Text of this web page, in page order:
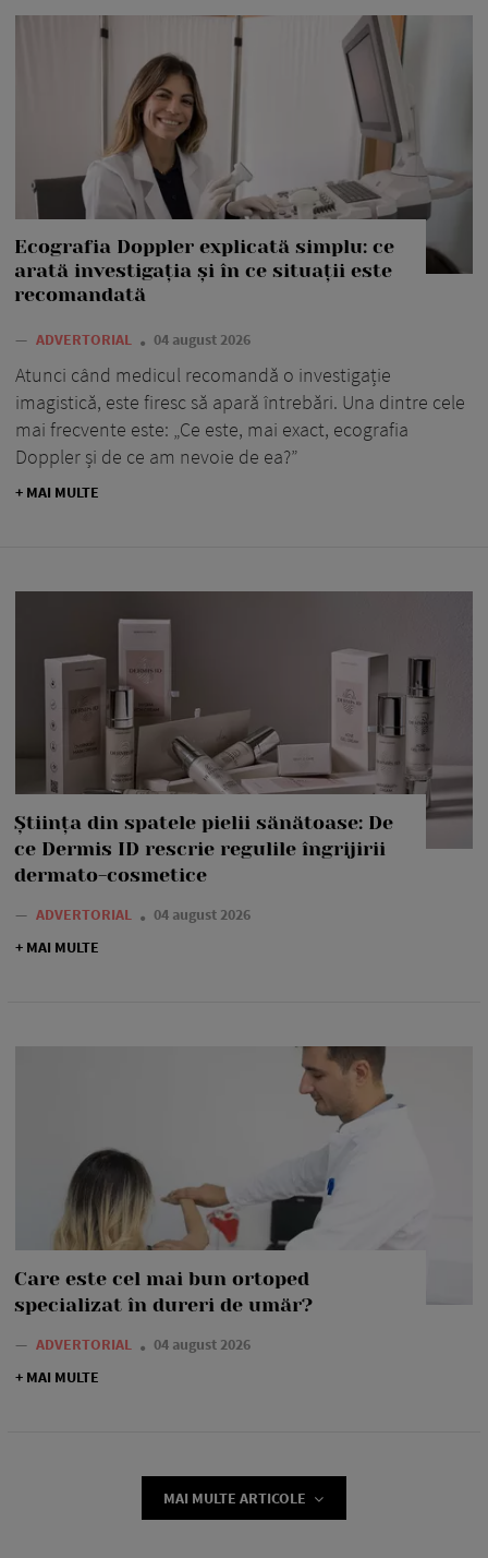
Ecografia Doppler explicată simplu: ce
arată investigația și în ce situații este
recomandată
— ADVERTORIAL 04 august 2026
Atunci când medicul recomandă o investigație
imagistică, este firesc să apară întrebări. Una dintre cele
mai frecvente este: „Ce este, mai exact, ecografia
Doppler și de ce am nevoie de ea?”
+ MAI MULTE
Știința din spatele pielii sănătoase: De
ce Dermis ID rescrie regulile îngrijirii
dermato-cosmetice
— ADVERTORIAL
04 august 2026
+ MAI MULTE
Care este cel mai bun ortoped
specializat în dureri de umăr?
— ADVERTORIAL
04 august 2026
+ MAI MULTE
MAI MULTE ARTICOLE